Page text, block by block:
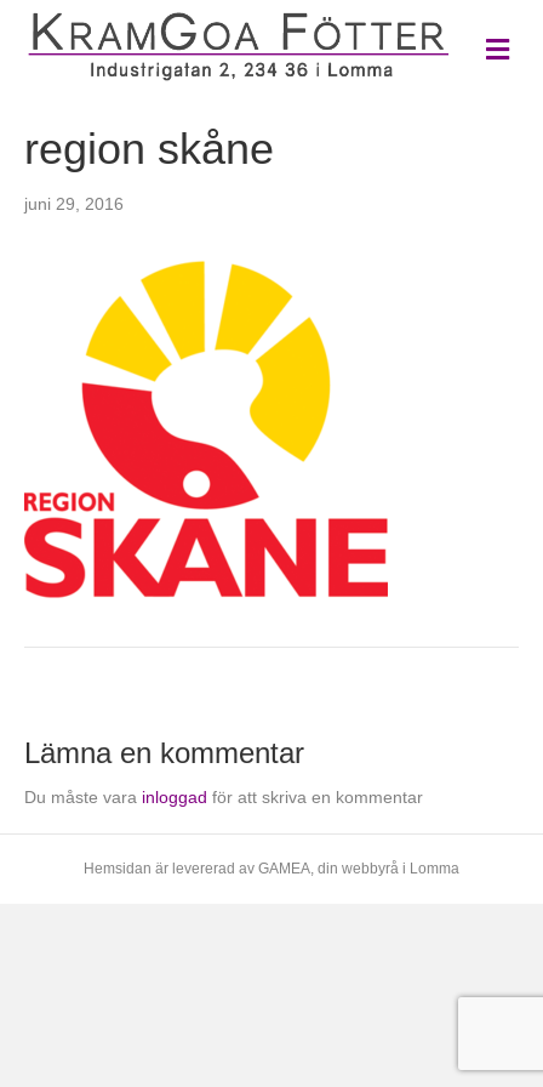
M
e
region skåne
juni 29, 2016
Lämna en kommentar
Du måste vara inloggad för att skriva en kommentar
Hemsidan är levererad av GAMEA, din webbyrå i Lomma